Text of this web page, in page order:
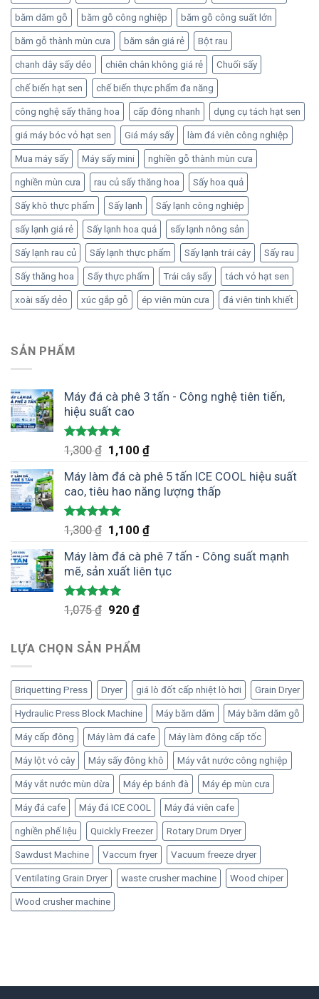
băm dăm gỗ băm gỗ công nghiệp băm gỗ công suất lớn
băm gỗ thành mùn cưa băm sắn giá rẻ Bột rau
chanh dây sấy dẻo chiên chân không giá rẻ Chuối sấy
chế biến hạt sen chế biến thực phẩm đa năng
công nghệ sấy thăng hoa cấp đông nhanh dụng cụ tách hạt sen
giá máy bóc vỏ hạt sen Giá máy sấy làm đá viên công nghiệp
Mua máy sấy Máy sấy mini nghiền gỗ thành mùn cưa
nghiền mùn cưa rau củ sấy thăng hoa Sấy hoa quả
Sấy khô thực phẩm Sấy lạnh Sấy lạnh công nghiệp
sấy lạnh giá rẻ Sấy lạnh hoa quả sấy lạnh nông sản
Sấy lạnh rau củ Sấy lạnh thực phẩm Sấy lạnh trái cây Sấy rau
Sấy thăng hoa Sấy thực phẩm Trái cây sấy tách vỏ hạt sen
xoài sấy dẻo xúc gắp gỗ ép viên mùn cưa đá viên tinh khiết
SẢN PHẨM
Máy đá cà phê 3 tấn - Công nghệ tiên tiến,
hiệu suất cao
Được xếp
hạng
4.75
5 sao
1,300₫ Giá
là:
1,300 ₫.
1,100₫Giá
tại
là:
Máy làm đá cà phê 5 tấn ICE COOL hiệu suất
cao, tiêu hao năng lượng thấp
Được xếp
hạng
5.00
5 sao
1,300₫ Giá
là:
1,300 ₫.
1,100₫Giá
tại
là:
Máy làm đá cà phê 7 tấn - Công suất mạnh
mẽ, sản xuất liên tục
Được xếp
hạng
5.00
1,075₫ Giá
1,075 ₫.
920₫Giá
là:
LỰA CHỌN SẢN PHẨM
Briquetting Press Dryer giá lò đốt cấp nhiệt lò hơi Grain Dryer
Hydraulic Press Block Machine Máy băm dăm Máy băm dăm gỗ
Máy cấp đông Máy làm đá cafe Máy làm đông cấp tốc
Máy lột vỏ cây Máy sấy đông khô Máy vắt nước công nghiệp
Máy vắt nước mùn dừa Máy ép bánh đà Máy ép mùn cưa
Máy đá cafe Máy đá ICE COOL Máy đá viên cafe
nghiền phế liệu Quickly Freezer Rotary Drum Dryer
Sawdust Machine Vaccum fryer Vacuum freeze dryer
Ventilating Grain Dryer waste crusher machine Wood chiper
Wood crusher machine